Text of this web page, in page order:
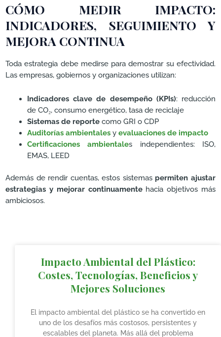
CÓMO MEDIR IMPACTO:
INDICADORES, SEGUIMIENTO Y
MEJORA CONTINUA
Toda estrategia debe medirse para demostrar su efectividad.
Las empresas, gobiernos y organizaciones utilizan:
Indicadores clave de desempeño (KPIs): reducción
de CO₂, consumo energético, tasa de reciclaje
Sistemas de reportecomo GRI o CDP
Auditorías ambientalesy evaluaciones de impacto
Certificaciones ambientales independientes: ISO,
EMAS, LEED
Además de rendir cuentas, estos sistemas permiten ajustar
estrategias y mejorar continuamentehacia objetivos más
ambiciosos.
Impacto Ambiental del Plástico:
Costes, Tecnologías, Beneficios y
Mejores Soluciones
El impacto ambiental del plástico se ha convertido en
uno de los desafíos más costosos, persistentes y
escalables del planeta. Más allá del problema